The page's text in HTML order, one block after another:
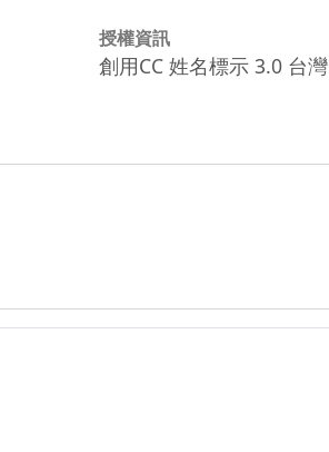
授權資訊
創用CC 姓名標示 3.0 台灣